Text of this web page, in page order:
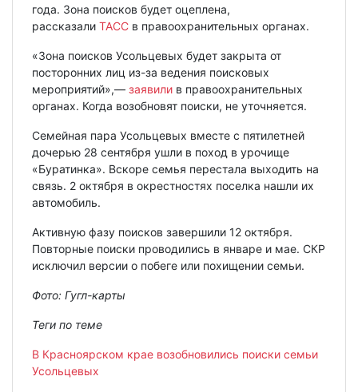
года. Зона поисков будет оцеплена,
рассказали ТАСС в правоохранительных органах.
«Зона поисков Усольцевых будет закрыта от
посторонних лиц из-за ведения поисковых
мероприятий»,— заявили в правоохранительных
органах. Когда возобновят поиски, не уточняется.
Семейная пара Усольцевых вместе с пятилетней
дочерью 28 сентября ушли в поход в урочище
«Буратинка». Вскоре семья перестала выходить на
связь. 2 октября в окрестностях поселка нашли их
автомобиль.
Активную фазу поисков завершили 12 октября.
Повторные поиски проводились в январе и мае. СКР
исключил версии о побеге или похищении семьи.
Фото: Гугл-карты
Теги по теме
В Красноярском крае возобновились поиски семьи
Усольцевых